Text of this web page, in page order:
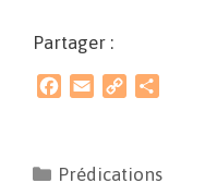
Partager :
b
l
L
a
Prédications